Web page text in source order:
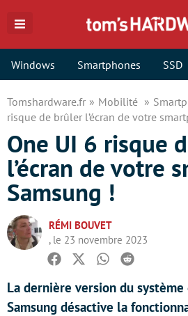
Windows Smartphones SSD
Tomshardware.fr Mobilité
risque de brûler l’écran de votre
One UI 6 risque
l’écran de votre
Samsung !
RÉMI BOUVET
, le 23 novembre 2023
Facebook
TwitterWhatsapp
Reddit
La dernière version du système
Samsung désactive la